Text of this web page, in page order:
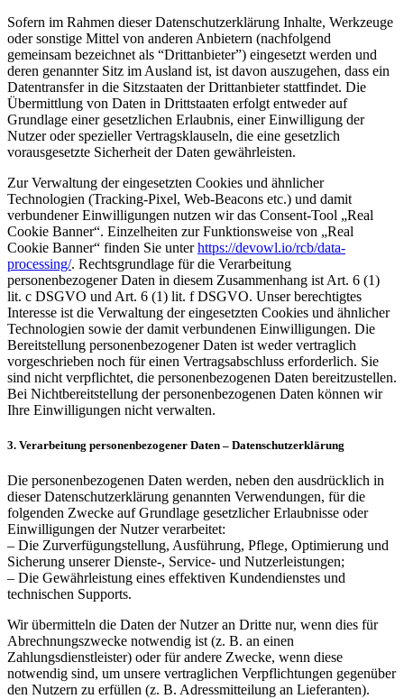
Sofern im Rahmen dieser Datenschutzerklärung Inhalte, Werkzeuge
oder sonstige Mittel von anderen Anbietern (nachfolgend
gemeinsam bezeichnet als “Drittanbieter”) eingesetzt werden und
deren genannter Sitz im Ausland ist, ist davon auszugehen, dass ein
Datentransfer in die Sitzstaaten der Drittanbieter stattfindet. Die
Übermittlung von Daten in Drittstaaten erfolgt entweder auf
Grundlage einer gesetzlichen Erlaubnis, einer Einwilligung der
Nutzer oder spezieller Vertragsklauseln, die eine gesetzlich
vorausgesetzte Sicherheit der Daten gewährleisten.
Zur Verwaltung der eingesetzten Cookies und ähnlicher
Technologien (Tracking-Pixel, Web-Beacons etc.) und damit
verbundener Einwilligungen nutzen wir das Consent-Tool „Real
Cookie Banner“. Einzelheiten zur Funktionsweise von „Real
Cookie Banner“ finden Sie unterhttps://devowl.io/rcb/data-
processing/. Rechtsgrundlage für die Verarbeitung
personenbezogener Daten in diesem Zusammenhang ist Art. 6 (1)
lit. c DSGVO und Art. 6 (1) lit. f DSGVO. Unser berechtigtes
Interesse ist die Verwaltung der eingesetzten Cookies und ähnlicher
Technologien sowie der damit verbundenen Einwilligungen. Die
Bereitstellung personenbezogener Daten ist weder vertraglich
vorgeschrieben noch für einen Vertragsabschluss erforderlich. Sie
sind nicht verpflichtet, die personenbezogenen Daten bereitzustellen.
Bei Nichtbereitstellung der personenbezogenen Daten können wir
Ihre Einwilligungen nicht verwalten.
3. Verarbeitung personenbezogener Daten – Datenschutzerklärung
Die personenbezogenen Daten werden, neben den ausdrücklich in
dieser Datenschutzerklärung genannten Verwendungen, für die
folgenden Zwecke auf Grundlage gesetzlicher Erlaubnisse oder
Einwilligungen der Nutzer verarbeitet:
– Die Zurverfügungstellung, Ausführung, Pflege, Optimierung und
Sicherung unserer Dienste-, Service- und Nutzerleistungen;
– Die Gewährleistung eines effektiven Kundendienstes und
technischen Supports.
Wir übermitteln die Daten der Nutzer an Dritte nur, wenn dies für
Abrechnungszwecke notwendig ist (z. B. an einen
Zahlungsdienstleister) oder für andere Zwecke, wenn diese
notwendig sind, um unsere vertraglichen Verpflichtungen gegenüber
den Nutzern zu erfüllen (z. B. Adressmitteilung an Lieferanten).